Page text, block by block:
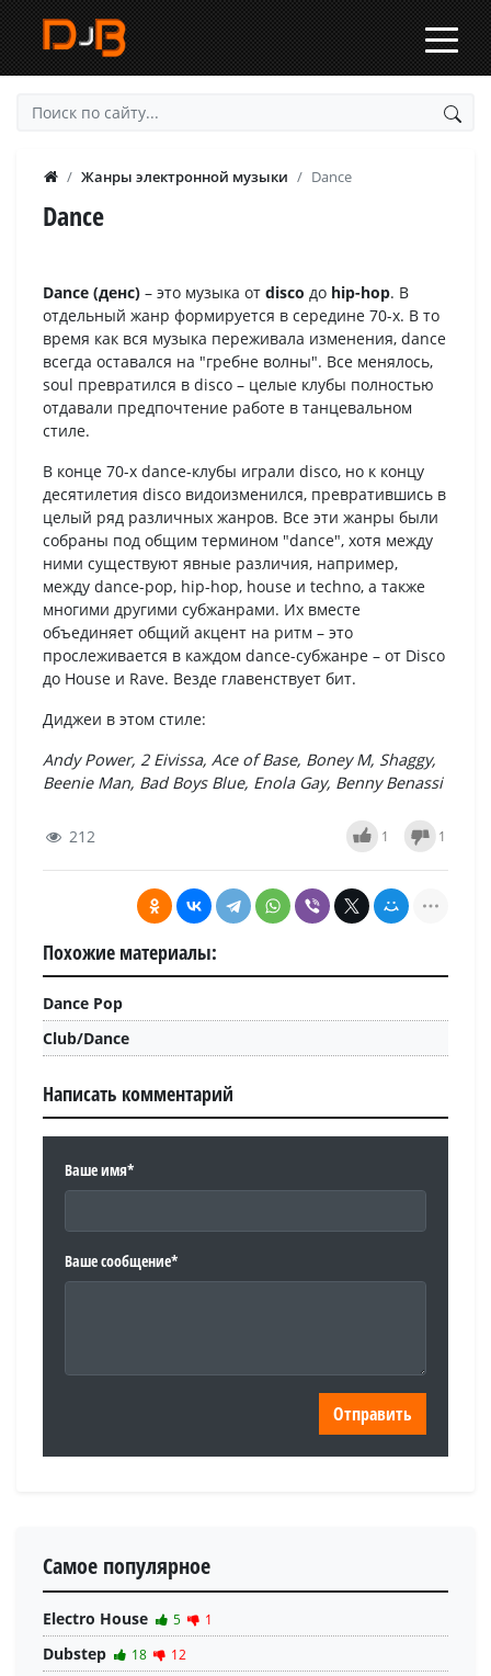
Жанры электронной музыки Dance
Dance
Dance (денс) – это музыка от disco до hip-hop. В
отдельный жанр формируется в середине 70-х. В то
время как вся музыка переживала изменения, dance
всегда оставался на "гребне волны". Все менялось,
soul превратился в disco – целые клубы полностью
отдавали предпочтение работе в танцевальном
стиле.
В конце 70-х dance-клубы играли disco, но к концу
десятилетия disco видоизменился, превратившись в
целый ряд различных жанров. Все эти жанры были
собраны под общим термином "dance", хотя между
ними существуют явные различия, например,
между dance-pop, hip-hop, house и techno, а также
многими другими субжанрами. Их вместе
объединяет общий акцент на ритм – это
прослеживается в каждом dance-субжанре – от Disco
до House и Rave. Везде главенствует бит.
Диджеи в этом стиле:
Andy Power, 2 Eivissa, Ace of Base, Boney M, Shaggy,
Beenie Man, Bad Boys Blue, Enola Gay, Benny Benassi
212 1 1
Похожие материалы:
Dance Pop
Club/Dance
Написать комментарий
Ваше имя*
Ваше сообщение*
Самое популярное
Electro House 5 1
Dubstep 18 12